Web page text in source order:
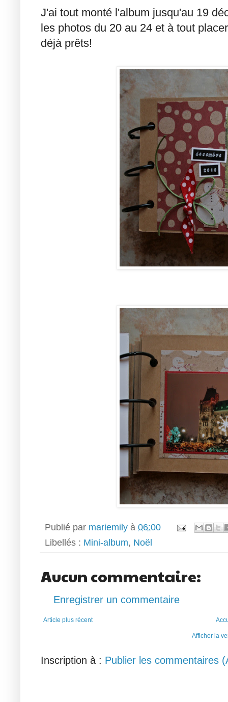
J'ai tout monté l'album jusqu'au 19
les photos du 20 au 24 et à tout
déjà prêts!
Publié par mariemily à 06:00
Libellés : Mini-album, Noël
Aucun commentaire:
Enregistrer un commentaire
Article plus récent
Afficher la
Inscription à : Publier les commentaires